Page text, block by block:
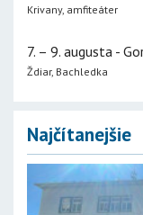
Krivany, amfiteáter
7. – 9. augusta -
Ždiar, Bachledka
Najčítanejšie